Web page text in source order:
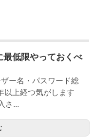
低限やっておくべ
ー名・パスワード総
以上経つ気がします
さ...